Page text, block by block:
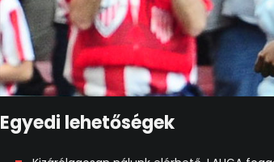
Egyedi lehetőségek